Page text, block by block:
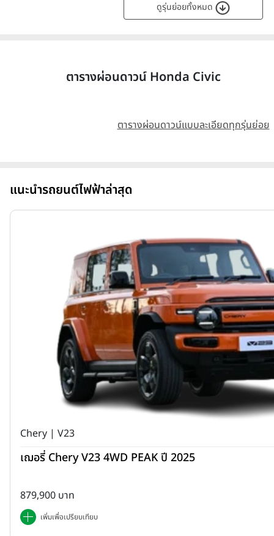
ดูรุ่นย่อยทั้งหมด
ตารางผ่อนดาวน์ Honda Civic
ตารางผ่อนดาวน์แบบละเอียดทุกรุ่นย่อย
แนะนำรถยนต์ไฟฟ้าล่าสุด
Chery | V23
เฌอรี่ Chery V23 4WD PEAK ปี 2025
879,900 บาท
เพิ่มเพื่อเปรียบเทียบ